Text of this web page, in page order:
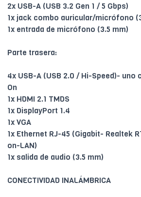
2x USB-A (USB 3.2 Gen 1 / 5 Gbps)
1x jack combo auricular/micrófono
1x entrada de micrófono (3.5 mm)
Parte trasera:
4x USB-A (USB 2.0 / Hi-Speed)- uno
On
1x HDMI 2.1 TMDS
1x DisplayPort 1.4
1x VGA
1x Ethernet RJ-45 (Gigabit- Realtek
on-LAN)
1x salida de audio (3.5 mm)
CONECTIVIDAD INALÁMBRICA